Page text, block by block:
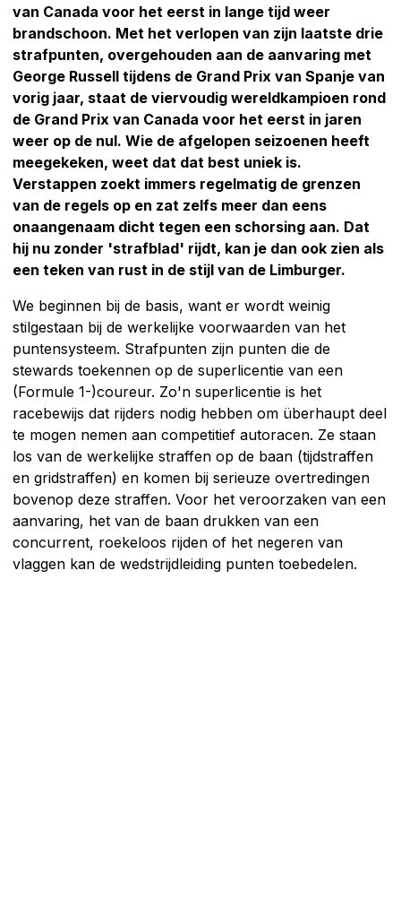
van Canada voor het eerst in lange tijd weer
brandschoon. Met het verlopen van zijn laatste drie
strafpunten, overgehouden aan de aanvaring met
George Russell tijdens de Grand Prix van Spanje van
vorig jaar, staat de viervoudig wereldkampioen rond
de Grand Prix van Canada voor het eerst in jaren
weer op de nul. Wie de afgelopen seizoenen heeft
meegekeken, weet dat dat best uniek is.
Verstappen zoekt immers regelmatig de grenzen
van de regels op en zat zelfs meer dan eens
onaangenaam dicht tegen een schorsing aan. Dat
hij nu zonder 'strafblad' rijdt, kan je dan ook zien als
een teken van rust in de stijl van de Limburger.
We beginnen bij de basis, want er wordt weinig
stilgestaan bij de werkelijke voorwaarden van het
puntensysteem. Strafpunten zijn punten die de
stewards toekennen op de superlicentie van een
(Formule 1-)coureur. Zo'n superlicentie is het
racebewijs dat rijders nodig hebben om überhaupt deel
te mogen nemen aan competitief autoracen. Ze staan
los van de werkelijke straffen op de baan (tijdstraffen
en gridstraffen) en komen bij serieuze overtredingen
bovenop deze straffen. Voor het veroorzaken van een
aanvaring, het van de baan drukken van een
concurrent, roekeloos rijden of het negeren van
vlaggen kan de wedstrijdleiding punten toebedelen.